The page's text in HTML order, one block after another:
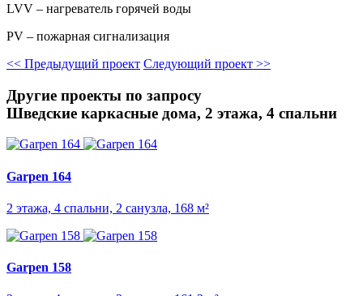
LVV – нагреватель горячей воды
PV – пожарная сигнализация
<< Предыдущий проект Следующий проект >>
Другие проекты по запросу
Шведские каркасные дома, 2 этажа, 4 спальни
Garpen 164
2 этажа, 4 спальни, 2 санузла, 168 м²
Garpen 158